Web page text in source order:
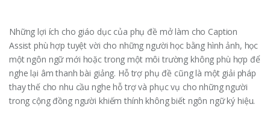
Những lợi ích cho giáo dục của phụ đề mở làm cho Caption
Assist phù hợp tuyệt vời cho những người học bằng hình ảnh, học
một ngôn ngữ mới hoặc trong một môi trường không phù hợp để
nghe lại âm thanh bài giảng. Hỗ trợ phụ đề cũng là một giải pháp
thay thế cho nhu cầu nghe hỗ trợ và phục vụ cho những người
trong cộng đồng người khiếm thính không biết ngôn ngữ ký hiệu.